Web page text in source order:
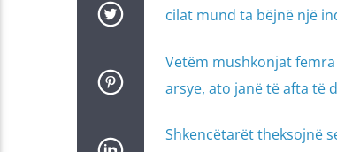
cilat mund ta bëjnë një
Vetëm mushkonjat
arsye, ato janë të afta të
Shkencëtarët theksojnë